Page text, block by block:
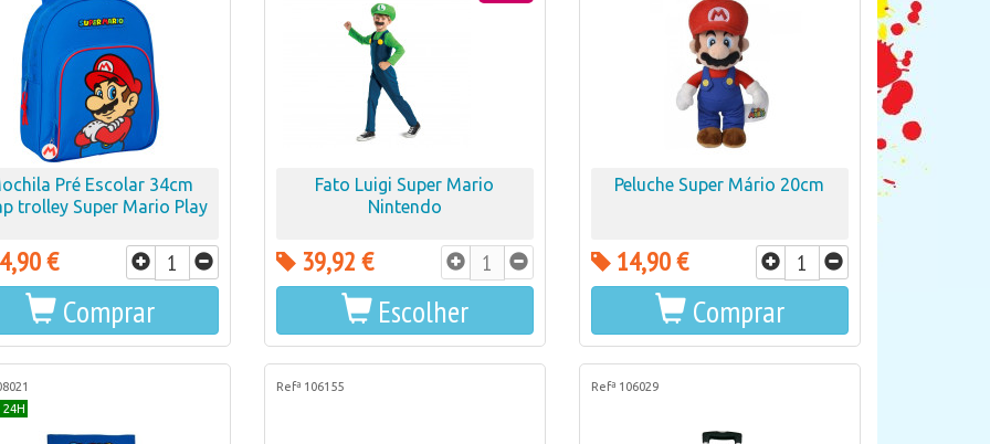
Pré Escolar 34cm
trolley Super Mario Play
€
Comprar
Fato Luigi Super Mario
Nintendo
39,92 €
Escolher
Peluche Super Mário 20cm
14,90 €
Comprar
24H
Refª 106155 Refª 106029